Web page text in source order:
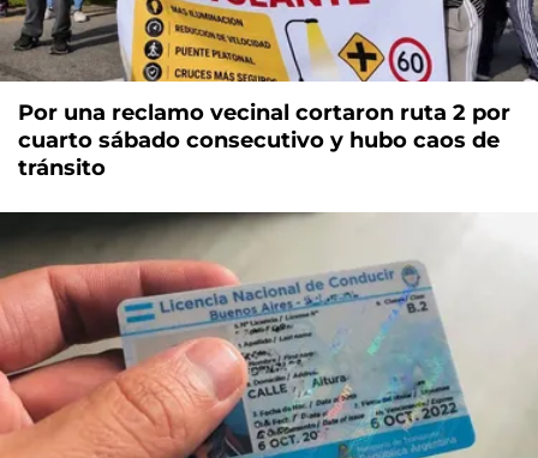
Por una reclamo vecinal cortaron ruta 2 por
cuarto sábado consecutivo y hubo caos de
tránsito